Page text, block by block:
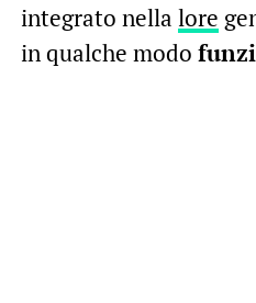
integrato nella lore
in qualche modo